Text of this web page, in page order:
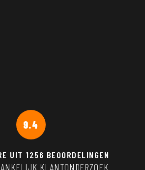
9.4
UIT 1256 BEOORDELINGEN
KLANTONDERZOEK